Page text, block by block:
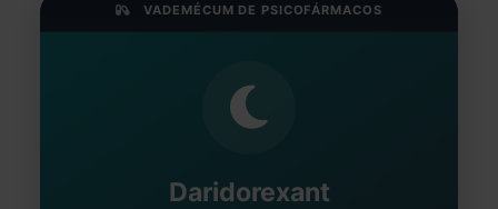
VADEMÉCUM DE PSICOFÁRMACOS
Daridorexant